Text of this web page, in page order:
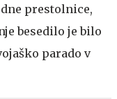
prestolnice,
besedilo je bilo
parado v